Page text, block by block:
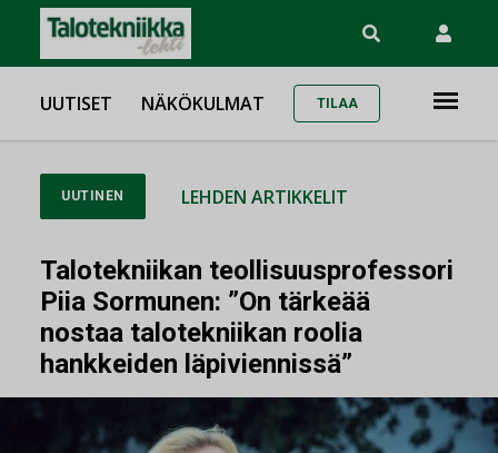
UUTISET NÄKÖKULMAT TILAA
UUTINEN LEHDEN ARTIKKELIT
Talotekniikan teollisuusprofessori
Piia Sormunen: ”On tärkeää
nostaa talotekniikan roolia
hankkeiden läpiviennissä”